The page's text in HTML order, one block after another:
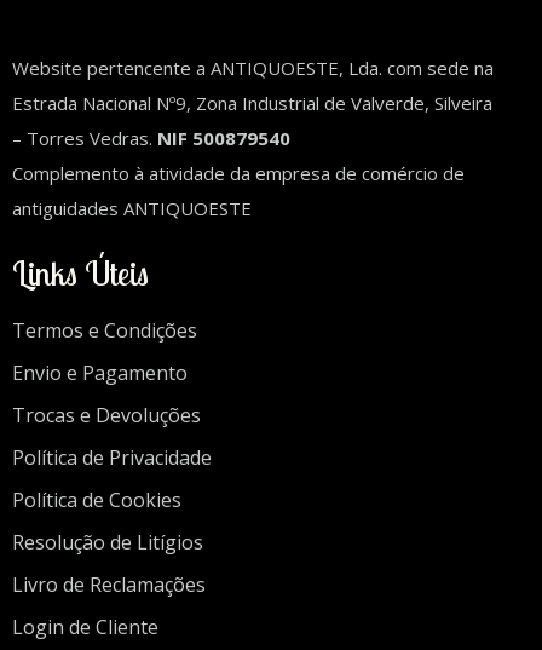
Website pertencente a ANTIQUOESTE, Lda. com sede na
Estrada Nacional Nº9, Zona Industrial de Valverde, Silveira
– Torres Vedras. NIF 500879540
Complemento à atividade da empresa de comércio de
antiguidades ANTIQUOESTE
Links Úteis
Termos e Condições
Envio e Pagamento
Trocas e Devoluções
Política de Privacidade
Política de Cookies
Resolução de Litígios
Livro de Reclamações
Login de Cliente